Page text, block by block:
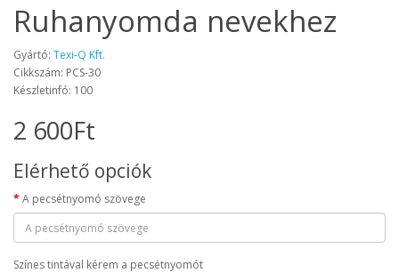
Ruhanyomda nevekhez
Gyártó: Texi-Q Kft.
Cikkszám: PCS-30
Készletinfó: 100
2 600Ft
Elérhető opciók
A pecsétnyomó szövege
Színes tintával kérem a pecsétnyomót